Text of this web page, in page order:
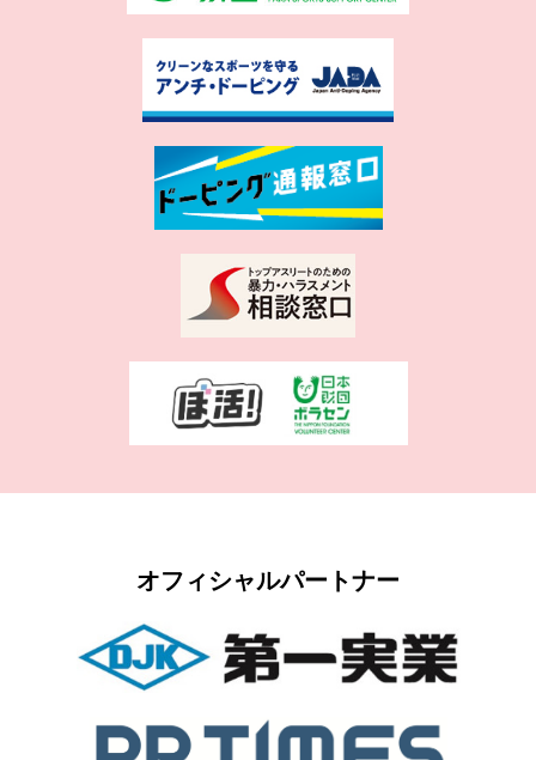
オフィシャルパートナー